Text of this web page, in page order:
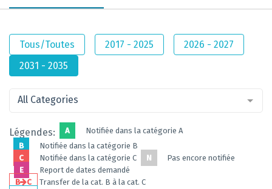
Tous/Toutes 2017 - 2025
2026 - 2027
2031 - 2035
All Categories
Légendes: A
Notifiée dans la catégorie A
B
Notifiée dans la catégorie B
C
Notifiée dans la catégorie C N
Pas encore notifiée
E
Report de dates demandé
B
C
Transfer de la cat. B à la cat. C